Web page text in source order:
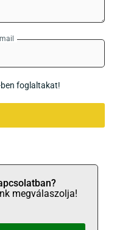
foglaltakat!
megválaszolja!